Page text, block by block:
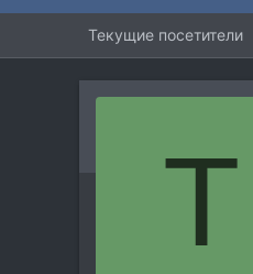
Текущие посетители
T